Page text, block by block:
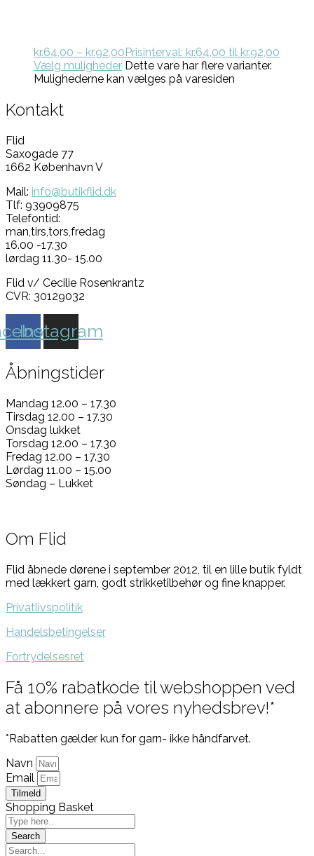
kr.64,00 – kr.92,00Prisinterval: kr.64,00 til kr.92,00
Vælg muligheder Dette vare har flere varianter.
Mulighederne kan vælges på varesiden
Kontakt
Flid
Saxogade 77
1662 København V
Mail: info@butikflid.dk
Tlf: 93909875
Telefontid:
man,tirs,tors,fredag
16.00 -17.30
lørdag 11.30- 15.00
Flid v/ Cecilie Rosenkrantz
CVR: 30129032
Instagram
Åbningstider
Mandag 12.00 – 17.30
Tirsdag 12.00 – 17.30
Onsdag lukket
Torsdag 12.00 – 17.30
Fredag 12.00 – 17.30
Lørdag 11.00 – 15.00
Søndag – Lukket
Om Flid
Flid åbnede dørene i september 2012, til en lille butik fyldt
med lækkert garn, godt strikketilbehør og fine knapper.
Privatlivspolitik
Handelsbetingelser
Fortrydelsesret
Få 10% rabatkode til webshoppen ved
at abonnere på vores nyhedsbrev!*
*Rabatten gælder kun for garn- ikke håndfarvet.
Navn
Email
Tilmeld
Shopping Basket